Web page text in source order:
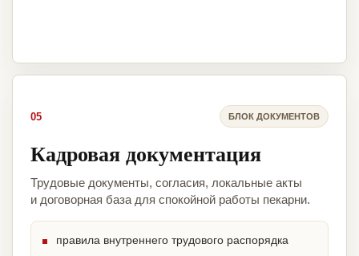
05 БЛОК ДОКУМЕНТОВ
Кадровая документация
Трудовые документы, согласия, локальные акты
и договорная база для спокойной работы пекарни.
правила внутреннего трудового распорядка